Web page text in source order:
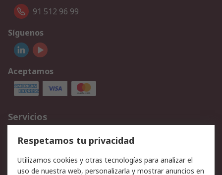
91 512 96 99
Síguenos
Aceptamos
Servicios
Cómo realizar pedidos
Devoluciones
Facturación y pago
Ofertas
Soporte técnico
Respetamos tu privacidad
Utilizamos cookies y otras tecnologías para analizar el
uso de nuestra web, personalizarla y mostrar anuncios en